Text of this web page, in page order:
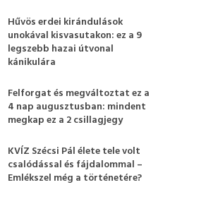
Hűvös erdei kirándulások
unokával kisvasutakon: ez a 9
legszebb hazai útvonal
kánikulára
Felforgat és megváltoztat ez a
4 nap augusztusban: mindent
megkap ez a 2 csillagjegy
KVÍZ Szécsi Pál élete tele volt
csalódással és fájdalommal –
Emlékszel még a történetére?